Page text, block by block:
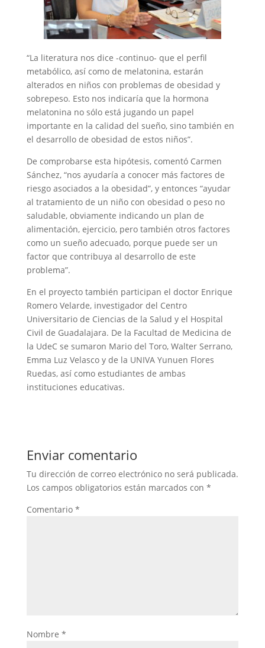
“La literatura nos dice -continuo- que el perfil
metabólico, así como de melatonina, estarán
alterados en niños con problemas de obesidad y
sobrepeso. Esto nos indicaría que la hormona
melatonina no sólo está jugando un papel
importante en la calidad del sueño, sino también en
el desarrollo de obesidad de estos niños”.
De comprobarse esta hipótesis, comentó Carmen
Sánchez, “nos ayudaría a conocer más factores de
riesgo asociados a la obesidad”, y entonces “ayudar
al tratamiento de un niño con obesidad o peso no
saludable, obviamente indicando un plan de
alimentación, ejercicio, pero también otros factores
como un sueño adecuado, porque puede ser un
factor que contribuya al desarrollo de este
problema”.
En el proyecto también participan el doctor Enrique
Romero Velarde, investigador del Centro
Universitario de Ciencias de la Salud y el Hospital
Civil de Guadalajara. De la Facultad de Medicina de
la UdeC se sumaron Mario del Toro, Walter Serrano,
Emma Luz Velasco y de la UNIVA Yunuen Flores
Ruedas, así como estudiantes de ambas
instituciones educativas.
Enviar comentario
Tu dirección de correo electrónico no será publicada.
Los campos obligatorios están marcados con *
Comentario *
Nombre *